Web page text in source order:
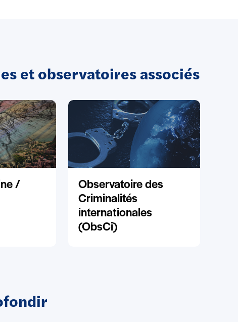
et observatoires associés
/
Observatoire des
Criminalités
internationales
(ObsCi)